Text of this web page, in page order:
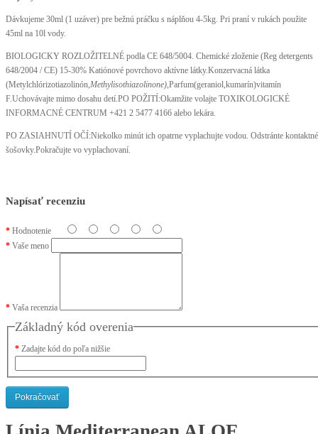
Dávkujeme 30ml (1 uzáver) pre bežnú práčku s náplňou 4-5kg. Pri praní v rukách použite
45ml na 10l vody.
BIOLOGICKY ROZLOŽITELNÉ podla CE 648/5004. Chemické zloženie (Reg detergents
648/2004 / CE) 15-30% Katiónové povrchovo aktívne látky.Konzervacná látka
(Metylchlórizotiazolinón,Methylisothiazolinone),Parfum(geraniol,kumarín)vitamín
F.Uchovávajte mimo dosahu detí.PO POŽITÍ:Okamžite volajte TOXIKOLOGICKÉ
INFORMACNÉ CENTRUM +421 2 5477 4166 alebo lekára.
PO ZASIAHNUTÍ OČÍ:Niekolko minút ich opatrne vyplachujte vodou. Odstránte kontaktné
šošovky.Pokračujte vo vyplachovaní.
Napísať recenziu
Hodnotenie
Vaše meno
Vaša recenzia
Základný kód overenia
Zadajte kód do poľa nižšie
Pokračovať